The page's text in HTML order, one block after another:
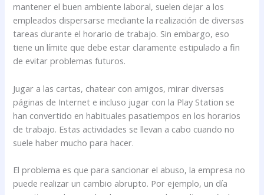
mantener el buen ambiente laboral, suelen dejar a los
empleados dispersarse mediante la realización de diversas
tareas durante el horario de trabajo. Sin embargo, eso
tiene un límite que debe estar claramente estipulado a fin
de evitar problemas futuros.
Jugar a las cartas, chatear con amigos, mirar diversas
páginas de Internet e incluso jugar con la Play Station se
han convertido en habituales pasatiempos en los horarios
de trabajo. Estas actividades se llevan a cabo cuando no
suele haber mucho para hacer.
El problema es que para sancionar el abuso, la empresa no
puede realizar un cambio abrupto. Por ejemplo, un día